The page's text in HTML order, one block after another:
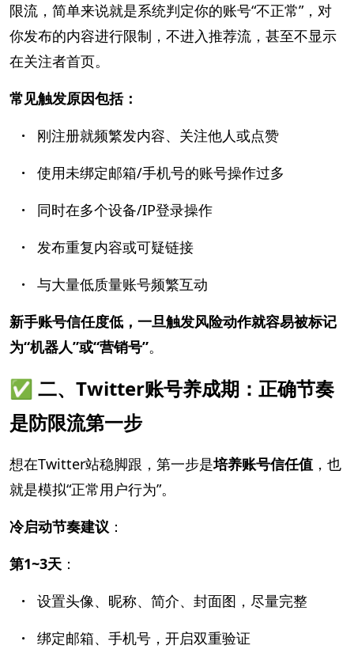
限流，简单来说就是系统判定你的账号“不正常”，对
你发布的内容进行限制，不进入推荐流，甚至不显示
在关注者首页。
常见触发原因包括：
· 刚注册就频繁发内容、关注他人或点赞
· 使用未绑定邮箱/手机号的账号操作过多
·
同时在多个设备/IP登录操作
· 发布重复内容或可疑链接
· 与大量低质量账号频繁互动
新手账号信任度低，一旦触发风险动作就容易被标记
为“机器人”或“营销号”。
✅ 二、Twitter账号养成期：正确节奏
是防限流第一步
想在Twitter站稳脚跟，第一步是培养账号信任值 ，也
就是模拟“正常用户行为”。
冷启动节奏建议 ：
第1~3天 ：
· 设置头像、昵称、简介、封面图，尽量完整
·
绑定邮箱、手机号，开启双重验证